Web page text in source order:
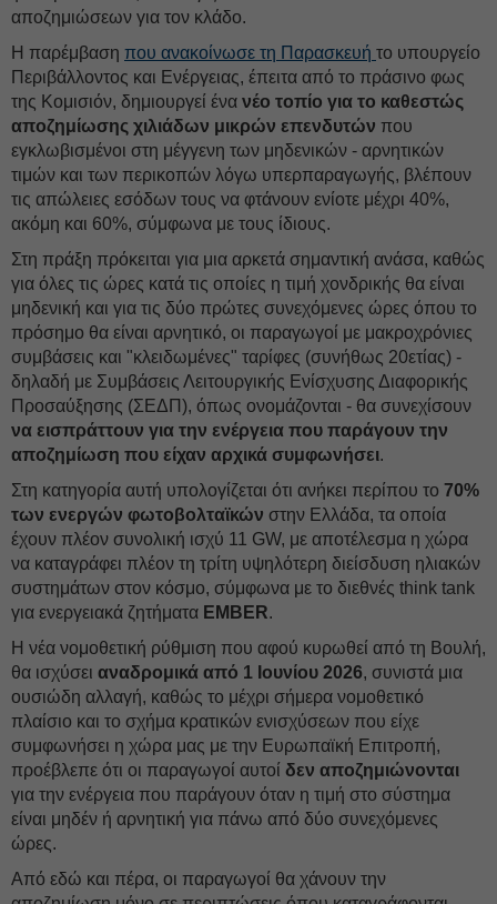
αποζημιώσεων για τον κλάδο.
Η παρέμβαση που ανακοίνωσε τη Παρασκευή το υπουργείο
Περιβάλλοντος και Ενέργειας, έπειτα από το πράσινο φως
της Κομισιόν, δημιουργεί ένα νέο τοπίο για το καθεστώς
αποζημίωσης χιλιάδων μικρών επενδυτών που
εγκλωβισμένοι στη μέγγενη των μηδενικών - αρνητικών
τιμών και των περικοπών λόγω υπερπαραγωγής, βλέπουν
τις απώλειες εσόδων τους να φτάνουν ενίοτε μέχρι 40%,
ακόμη και 60%, σύμφωνα με τους ίδιους.
Στη πράξη πρόκειται για μια αρκετά σημαντική ανάσα, καθώς
για όλες τις ώρες κατά τις οποίες η τιμή χονδρικής θα είναι
μηδενική και για τις δύο πρώτες συνεχόμενες ώρες όπου το
πρόσημο θα είναι αρνητικό, οι παραγωγοί με μακροχρόνιες
συμβάσεις και "κλειδωμένες" ταρίφες (συνήθως 20ετίας) -
δηλαδή με Συμβάσεις Λειτουργικής Ενίσχυσης Διαφορικής
Προσαύξησης (ΣΕΔΠ), όπως ονομάζονται - θα συνεχίσουν
να εισπράττουν για την ενέργεια που παράγουν την
αποζημίωση που είχαν αρχικά συμφωνήσει.
Στη κατηγορία αυτή υπολογίζεται ότι ανήκει περίπου το 70%
των ενεργών φωτοβολταϊκών στην Ελλάδα, τα οποία
έχουν πλέον συνολική ισχύ 11 GW, με αποτέλεσμα η χώρα
να καταγράφει πλέον τη τρίτη υψηλότερη διείσδυση ηλιακών
συστημάτων στον κόσμο, σύμφωνα με το διεθνές think tank
για ενεργειακά ζητήματα EMBER.
Η νέα νομοθετική ρύθμιση που αφού κυρωθεί από τη Βουλή,
θα ισχύσει αναδρομικά από 1 Ιουνίου 2026, συνιστά μια
ουσιώδη αλλαγή, καθώς το μέχρι σήμερα νομοθετικό
πλαίσιο και το σχήμα κρατικών ενισχύσεων που είχε
συμφωνήσει η χώρα μας με την Ευρωπαϊκή Επιτροπή,
προέβλεπε ότι οι παραγωγοί αυτοί δεν αποζημιώνονται
για την ενέργεια που παράγουν όταν η τιμή στο σύστημα
είναι μηδέν ή αρνητική για πάνω από δύο συνεχόμενες
ώρες.
Από εδώ και πέρα, οι παραγωγοί θα χάνουν την